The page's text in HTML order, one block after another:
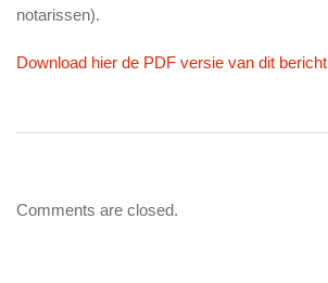
notarissen).
Download hier de PDF versie van dit bericht
Comments are closed.